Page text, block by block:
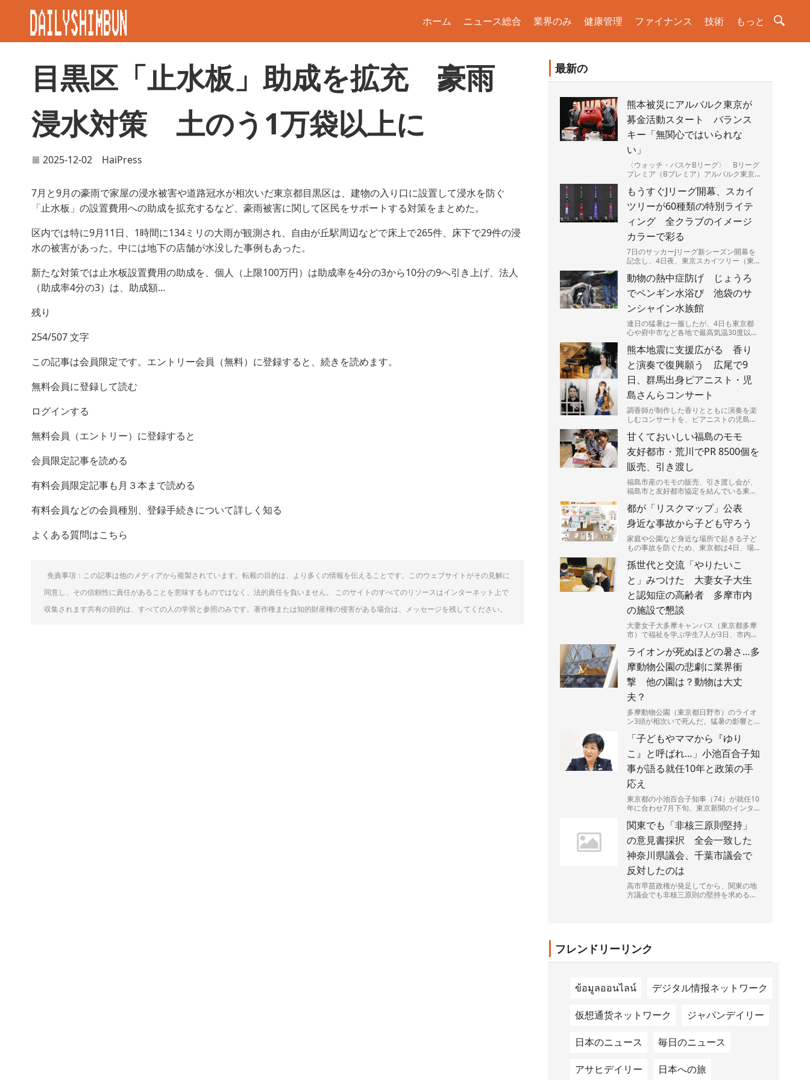
ホーム ニュース総合 業界のみ 健康管理 ファイナンス 技術 もっと
目黒区「止水板」助成を拡充 豪雨
浸水対策 土のう1万袋以上に
2025-12-02 HaiPress
7月と9月の豪雨で家屋の浸水被害や道路冠水が相次いだ東京都目黒区は、建物の入り口に設置して浸水を防ぐ
「止水板」の設置費用への助成を拡充するなど、豪雨被害に関して区民をサポートする対策をまとめた。
区内では特に9月11日、1時間に134ミリの大雨が観測され、自由が丘駅周辺などで床上で265件、床下で29件の浸
水の被害があった。中には地下の店舗が水没した事例もあった。
新たな対策では止水板設置費用の助成を、個人（上限100万円）は助成率を4分の3から10分の9へ引き上げ、法人
（助成率4分の3）は、助成額...
残り
254/507 文字
この記事は会員限定です。エントリー会員（無料）に登録すると、続きを読めます。
無料会員に登録して読む
ログインする
無料会員（エントリー）に登録すると
会員限定記事を読める
有料会員限定記事も月３本まで読める
有料会員などの会員種別、登録手続きについて詳しく知る
よくある質問はこちら
免責事項：この記事は他のメディアから複製されています。転載の目的は、より多くの情報を伝えることです。このウェブサイトがその見解に
同意し、その信頼性に責任があることを意味するものではなく、法的責任を負いません。 このサイトのすべてのリソースはインターネット上で
収集されます共有の目的は、すべての人の学習と参照のみです。著作権または知的財産権の侵害がある場合は、メッセージを残してください。
最新の
熊本被災にアルバルク東京が
募金活動スタート バランス
キー「無関心ではいられな
い」
〈ウォッチ・バスケBリーグ〉 Bリーグ
プレミア（Bプレミア）アルバルク東京
熊本県の被災地を支援す...
もうすぐJリーグ開幕、スカイ
ツリーが60種類の特別ライテ
ィング 全クラブのイメージ
カラーで彩る
7日のサッカーJリーグ新シーズン開幕を
記念し、4日夜、東京スカイツリー（東
った。J1、J2、J3全...
動物の熱中症防げ じょうろ
でペンギン水浴び 池袋のサ
ンシャイン水族館
連日の猛暑は一服したが、4日も東京都
心や府中市など各地で最高気温30度以上
が続く都内－。暑さは人間...
熊本地震に支援広がる 香り
と演奏で復興願う 広尾で9
日、群馬出身ピアニスト・児
島さんらコンサート
調香師が制作した香りとともに演奏を楽
しむコンサートを、ピアニストの児島響
開く。売り上げの一部は、...
甘くておいしい福島のモモ
友好都市・荒川でPR 8500個を
販売、引き渡し
福島市産のモモの販売、引き渡し会が、
福島市と友好都市協定を結んでいる東京
の入った箱を持ち帰っていた...
都が「リスクマップ」公表
身近な事故から子ども守ろう
家庭や公園など身近な場所で起きる子ど
もの事故を防ぐため、東京都は4日、場
スクマップ」を公表した。都...
孫世代と交流「やりたいこ
と」みつけた 大妻女子大生
と認知症の高齢者 多摩市内
の施設で懇談
大妻女子大多摩キャンパス（東京都多摩
市）で福祉を学ぶ学生7人が3日、市内の
と交流した。9月の「認知...
ライオンが死ぬほどの暑さ…多
摩動物公園の悲劇に業界衝
撃 他の園は？動物は大丈
夫？
多摩動物公園（東京都日野市）のライオ
ン3頭が相次いで死んだ。猛暑の影響と
る一方、他の動物や動物園は...
「子どもやママから『ゆり
こ』と呼ばれ…」小池百合子知
事が語る就任10年と政策の手
応え
東京都の小池百合子知事（74）が就任10
年に合わせ7月下旬、東京新聞のインタ
育て支援策の成果を強調...
関東でも「非核三原則堅持」
の意見書採択 全会一致した
神奈川県議会、千葉市議会で
反対したのは
高市早苗政権が発足してから、関東の地
方議会でも非核三原則の堅持を求める意
フレンドリーリンク
ข้อมูลออนไลน์ デジタル情报ネットワーク
仮想通货ネットワーク ジャパンデイリー
日本のニュース 毎日のニュース
アサヒデイリー 日本への旅